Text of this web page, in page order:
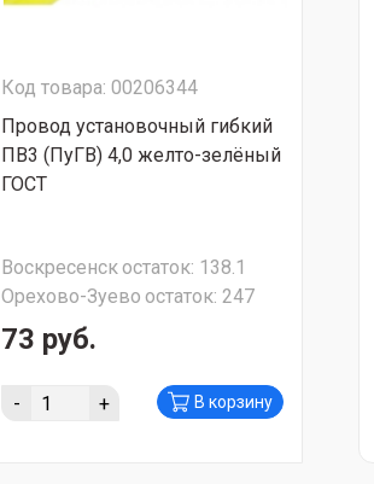
Код товара: 00206344
Провод установочный гибкий
ПВ3 (ПуГВ) 4,0 желто-зелёный
ГОСТ
Воскресенскостаток: 138.1
Орехово-Зуево остаток: 247
73 руб.
- + В корзину